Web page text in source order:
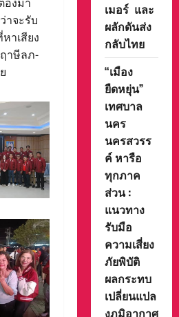
าจะรับ
าเสียง
าษีลภ-
เมอร์ และ
ผลักดันส่ง
กลับไทย
“เมือง
ยืดหยุ่น”
เทศบาล
นคร
นครสวรร
ค์ หารือ
ทุกภาค
ส่วน :
แนวทาง
รับมือ
ความเสี่ยง
ภัยพิบัติ
ผลกระทบ
เปลี่ยนแปล
งภูมิอากาศ